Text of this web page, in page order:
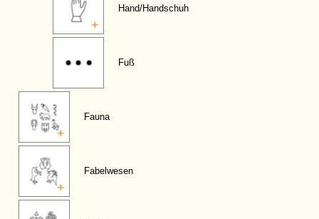
Hand/Handschuh
Fuß
Fauna
Fabelwesen